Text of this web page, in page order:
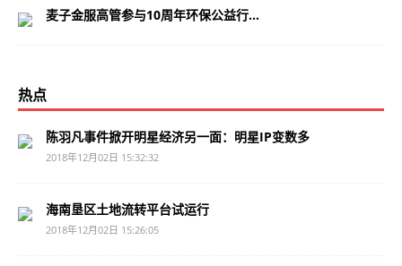
麦子金服高管参与10周年环保公益行...
热点
陈羽凡事件掀开明星经济另一面：明星IP变数多
2018年12月02日 15:32:32
海南垦区土地流转平台试运行
2018年12月02日 15:26:05